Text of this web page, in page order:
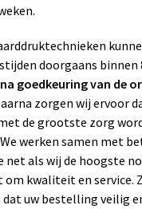
doorgaans binnen
na goedkeuring van de
zorgen wij ervoor
de grootste zorg
werken samen met
net als wij de hoogste
om kwaliteit en service.
uw bestelling veilig